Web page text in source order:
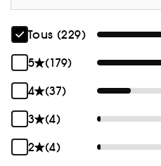
Tous (229)
5
(179)
4
(37)
3
(4)
2
(4)